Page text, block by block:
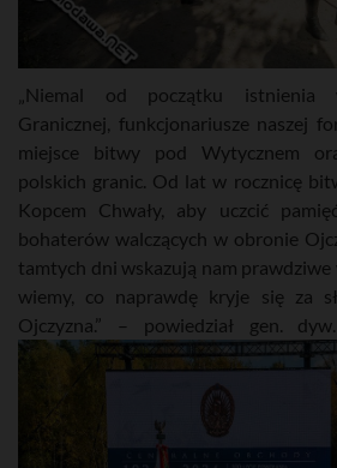
„Niemal od początku istnienia
Granicznej, funkcjonariusze naszej
miejsce bitwy pod Wytycznem
polskich granic. Od lat w rocznicę
Kopcem Chwały, aby uczcić
bohaterów walczących w obronie
tamtych dni wskazują nam
wiemy, co naprawdę kryje się za
Ojczyzna.” – powiedział gen.